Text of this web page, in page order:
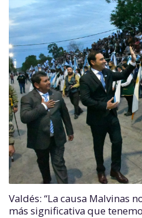
Valdés: “La causa Malvinas
más significativa que